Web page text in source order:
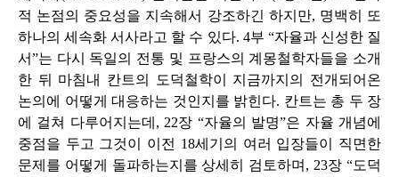
적 논점의 중요성을 지속해서 강조하긴 하지만, 명백히 또
하나의 세속화 서사라고 할 수 있다. 4부 “자율과 신성한 질
서”는 다시 독일의 전통 및 프랑스의 계몽철학자들을 소개
한 뒤 마침내 칸트의 도덕철학이 지금까지의 전개되어온
논의에 어떻게 대응하는 것인지를 밝힌다. 칸트는 총 두 장
에 걸쳐 다루어지는데, 22장 “자율의 발명”은 자율 개념에
중점을 두고 그것이 이전 18세기의 여러 입장들이 직면한
문제를 어떻게 돌파하는지를 상세히 검토하며, 23장 “도덕